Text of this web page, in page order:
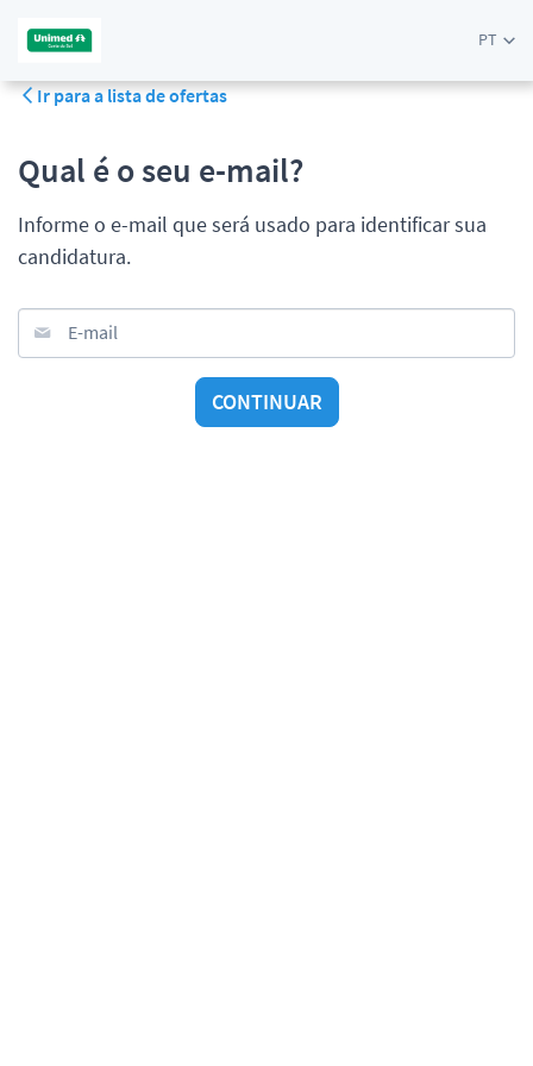
PT
Ir para a lista de ofertas
Qual é o seu e-mail?
Informe o e-mail que será usado para identificar sua
candidatura.
E-mail
CONTINUAR